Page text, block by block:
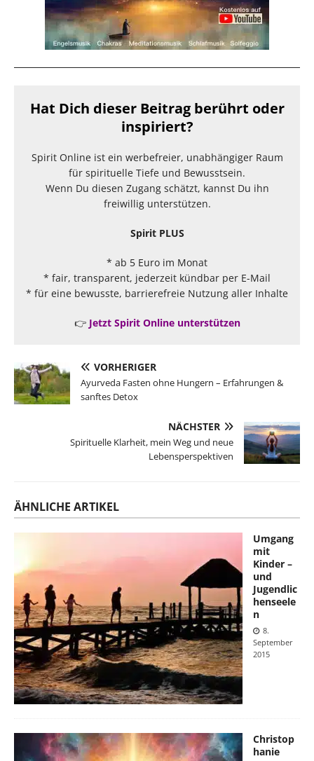
Hat Dich dieser Beitrag berührt oder
inspiriert?
Spirit Online ist ein werbefreier, unabhängiger Raum
für spirituelle Tiefe und Bewusstsein.
Wenn Du diesen Zugang schätzt, kannst Du ihn
freiwillig unterstützen.
Spirit PLUS
* ab 5 Euro im Monat
* fair, transparent, jederzeit kündbar per E-Mail
* für eine bewusste, barrierefreie Nutzung aller Inhalte
👉 Jetzt Spirit Online unterstützen
VORHERIGER
Ayurveda Fasten ohne Hungern – Erfahrungen &
sanftes Detox
NÄCHSTER
Spirituelle Klarheit, mein Weg und neue
Lebensperspektiven
ÄHNLICHE ARTIKEL
Umgang
mit
Kinder –
und
Jugendlic
henseele
n
8.
September
2015
Christop
hanie